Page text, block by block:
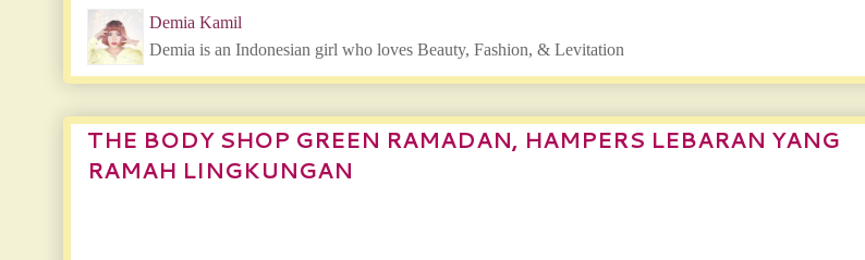
Demia Kamil
Demia is an Indonesian girl who loves Beauty, Fashion, & Levitation
THE BODY SHOP GREEN RAMADAN, HAMPERS LEBARAN YANG
RAMAH LINGKUNGAN